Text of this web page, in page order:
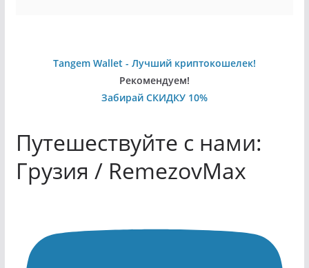
Tangem Wallet - Лучший криптокошелек!
Рекомендуем!
Забирай СКИДКУ 10%
Путешествуйте с нами:
Грузия / RemezovMax